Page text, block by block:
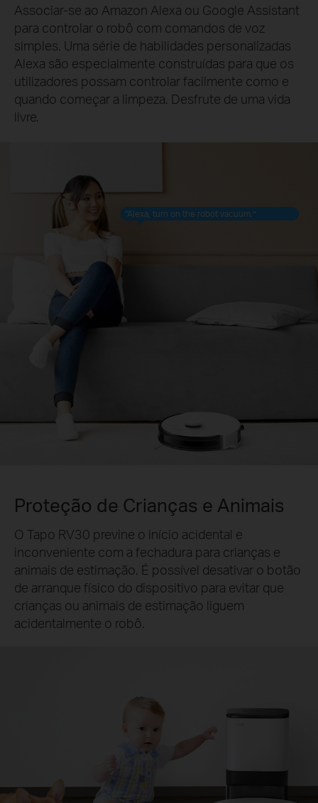
Associar-se ao Amazon Alexa ou Google Assistant
para controlar o robô com comandos de voz
simples. Uma série de habilidades personalizadas
Alexa são especialmente construídas para que os
utilizadores possam controlar facilmente como e
quando começar a limpeza. Desfrute de uma vida
livre.
“Alexa, turn on the robot vacuum.”
Proteção de Crianças e Animais
O Tapo RV30 previne o início acidental e
inconveniente com a fechadura para crianças e
animais de estimação. É possível desativar o botão
de arranque físico do dispositivo para evitar que
crianças ou animais de estimação liguem
acidentalmente o robô.